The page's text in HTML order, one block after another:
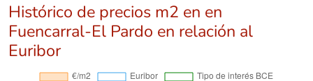
Histórico de precios m2 en en
Fuencarral-El Pardo en relación al
Euribor